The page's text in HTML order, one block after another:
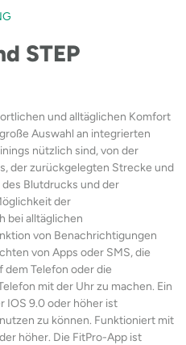
STEP
und alltäglichen Komfort
Auswahl an integrierten
nützlich sind, von der
der zurückgelegten Strecke und
Blutdrucks und der
der
bei alltäglichen
von Benachrichtigungen
von Apps oder SMS, die
dem Telefon oder die
mit der Uhr zu machen. Ein
IOS 9.0 oder höher ist
zu können. Funktioniert mit
höher. Die FitPro-App ist